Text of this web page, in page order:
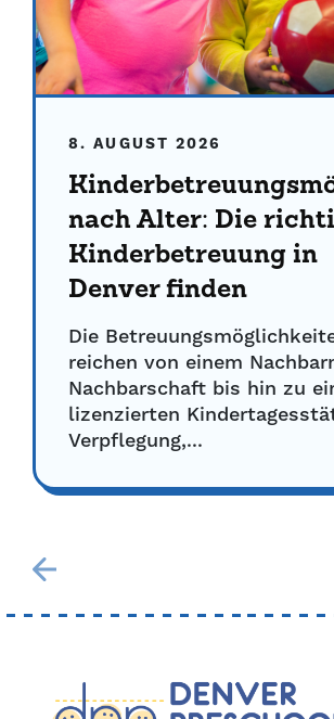
8. AUGUST 2026
nach Alter: Die
Kinderbetreuung in
Denver finden
Die
reichen von einem
Nachbarschaft bis hin zu
lizenzierten
Verpflegung,...